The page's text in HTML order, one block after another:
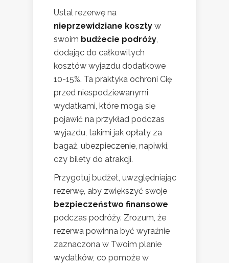
Ustal rezerwę na
nieprzewidziane koszty w
swoim budżecie podróży
dodając do całkowitych
kosztów wyjazdu dodatkowe
10-15%. Ta praktyka ochroni Cię
przed niespodziewanymi
wydatkami, które mogą się
pojawić na przykład podczas
wyjazdu, takimi jak opłaty za
bagaż, ubezpieczenie, napiwki,
czy bilety do atrakcji.
Przygotuj budżet, uwzględniając
rezerwę, aby zwiększyć swoje
bezpieczeństwo finansowe
podczas podróży. Zrozum, że
rezerwa powinna być wyraźnie
zaznaczona w Twoim planie
wydatków, co pomoże w